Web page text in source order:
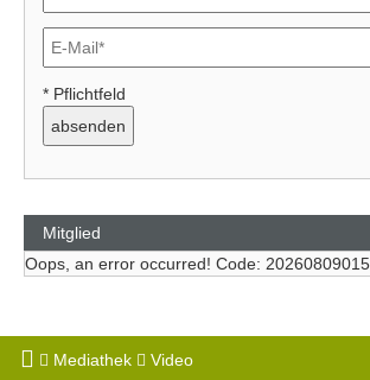
* Pflichtfeld
Mitglied
Oops, an error occurred! Code:
Mediathek Video